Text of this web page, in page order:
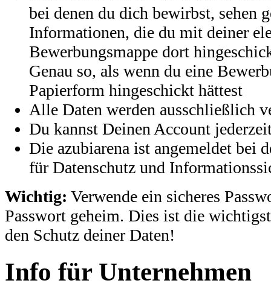
bei denen du dich bewirbst, sehen
Informationen, die du mit deiner
Bewerbungsmappe dort
Genau so, als wenn du eine
Papierform hingeschickt hättest
Alle Daten werden ausschließlich
Du kannst Deinen Account
Die azubiarena ist angemeldet bei
für Datenschutz und
Wichtig: Verwende ein sicheres
Passwort geheim. Dies ist die
den Schutz deiner Daten!
Info für Unternehmen